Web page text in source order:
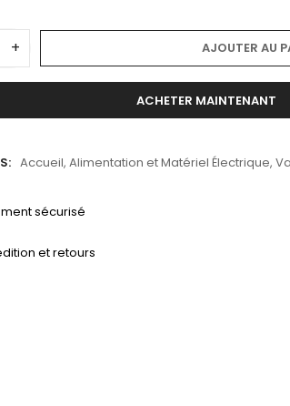
+ AJOUTER AU
ACHETER MAINTENANT
Accueil, Alimentation et Matériel Électrique,
sécurisé
et retours